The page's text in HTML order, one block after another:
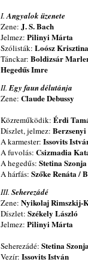
I.Angyalok üzenete
Zene: J. S. Bach
Jelmez: Pilinyi Márta
Szólisták: Loósz Krisztina
Tánckar: Boldizsár
Hegedűs Imre
II. Egy faun délutánja
Zene: Claude Debussy
Közreműködik: Érdi
Díszlet, jelmez:
A karmester: Issovits
A fuvolás: Csizmadia
A hegedűs: Stetina
A hárfás: Szőke Renáta /
III. Seherezádé
Zene: Nyikolaj Rimszkij-
Díszlet: Székely László
Jelmez: Pilinyi Márta
Seherezádé: Stetina
Vezír: Issovits István